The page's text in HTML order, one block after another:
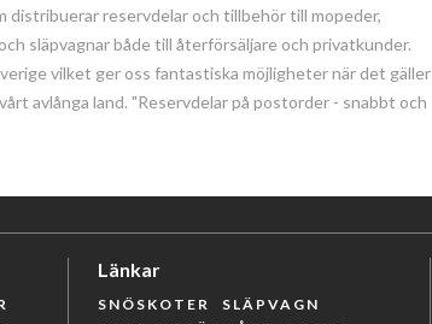
distribuerar reservdelar och tillbehör till mopeder,
släpvagnar både till återförsäljare och privatkunder.
vilket ger oss fantastiska möjligheter när det gäller
avlånga land. "Reservdelar på postorder - snabbt och
Länkar
SNÖSKOTER
SLÄPVAGN